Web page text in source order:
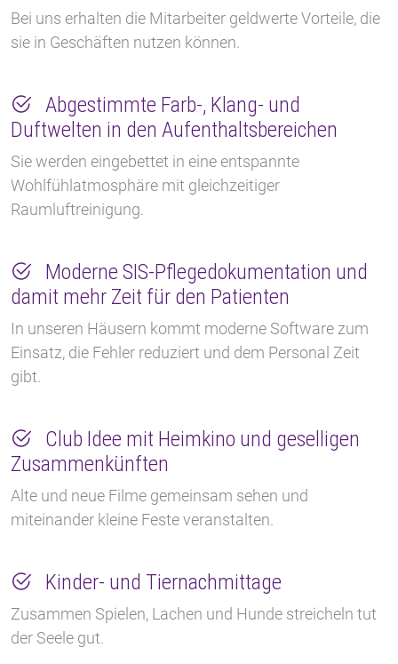
Bei uns erhalten die Mitarbeiter geldwerte Vorteile, die
sie in Geschäften nutzen können.
Abgestimmte Farb-, Klang- und
Duftwelten in den Aufenthaltsbereichen
Sie werden eingebettet in eine entspannte
Wohlfühlatmosphäre mit gleichzeitiger
Raumluftreinigung.
Moderne SIS-Pflegedokumentation und
damit mehr Zeit für den Patienten
In unseren Häusern kommt moderne Software zum
Einsatz, die Fehler reduziert und dem Personal Zeit
gibt.
Club Idee mit Heimkino und geselligen
Zusammenkünften
Alte und neue Filme gemeinsam sehen und
miteinander kleine Feste veranstalten.
Kinder- und Tiernachmittage
Zusammen Spielen, Lachen und Hunde streicheln tut
der Seele gut.